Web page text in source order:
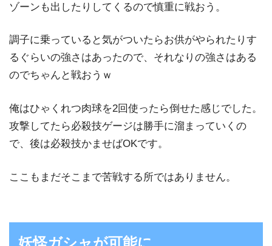
ゾーンも出したりしてくるので慎重に戦おう。
調子に乗っていると気がついたらお供がやられたりす
るぐらいの強さはあったので、それなりの強さはある
のでちゃんと戦おうｗ
俺はひゃくれつ肉球を2回使ったら倒せた感じでした。
攻撃してたら必殺技ゲージは勝手に溜まっていくの
で、後は必殺技かませばOKです。
ここもまだそこまで苦戦する所ではありません。
妖怪ガシャが可能に